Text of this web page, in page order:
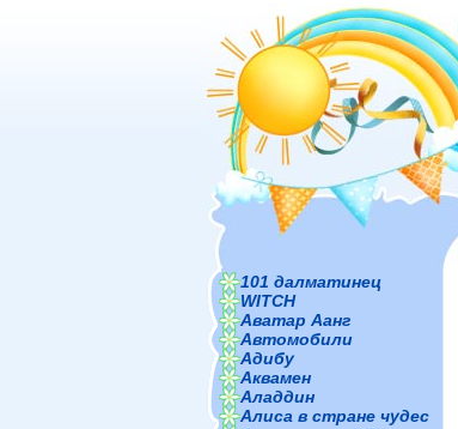
101 далматинец
WITCH
Аватар Аанг
Автомобили
Адибу
Аквамен
Аладдин
Алиса в стране чудес